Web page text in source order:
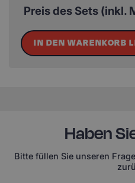
Preis des Sets (inkl.
IN DEN WARENKORB
Haben
Bitte füllen Sie unseren